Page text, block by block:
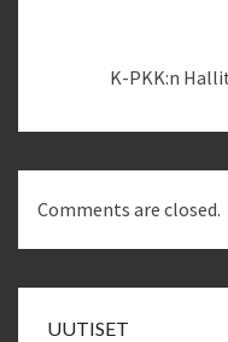
K-PKK:n
Comments are closed.
UUTISET